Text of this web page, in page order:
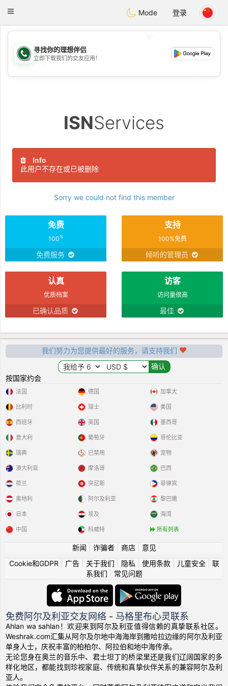
Weshrak
Toggle
Mode 登录
💖
💕
寻找你的理想伴侣
立即下载我们的交友应用！
ISNServices
Info
此用户不存在或已被删除
Sorry we could not find this member
免费
100%
免费服务
支持
100%免费
倾听的管理员
认真
优质档案
已确认品质
访客
访问量很高
最佳
我们努力为您提供最好的服务，请支持我们
按国家约会
法国
比利时
西班牙
意大利
瑞典
德国
瑞士
英国
葡萄牙
已禁用
加拿大
美国
墨西哥
哥伦比亚
宠物
澳大利亚
荷兰
奥地利
日本
中国
摩洛哥
突尼斯
阿尔及利亚
埃及
科威特
巴西
菲律宾
黎巴嫩
海湾
所有列表
新闻 诈骗者| 商店| 意见
Cookie和GDPR
广告| 关于我们 隐私 使用条款| 儿童安全| 联
系我们
常见问题
免费阿尔及利亚交友网络 - 马格里布心灵联系
Ahlan wa sahlan！欢迎来到阿尔及利亚值得信赖的真挚联系社区。
Weshrak.com汇集从阿尔及尔地中海海岸到撒哈拉边缘的阿尔及利亚
单身人士，庆祝丰富的柏柏尔、阿拉伯和地中海传承。
无论您身在奥兰的音乐中、君士坦丁的桥梁里还是我们辽阔国家的多
样化地区，都能找到珍视家庭、传统和真挚伙伴关系的兼容阿尔及利
亚人。